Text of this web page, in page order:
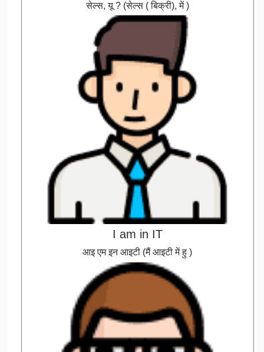
सेल्स, यू ? (सेल्स ( बिक्री), में )
I am in IT
आइ एम इन आइटी (मैं आइटी में हु )